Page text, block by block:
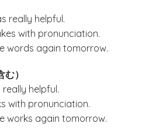
really helpful.
with pronunciation.
words again tomorrow.
）
helpful.
with pronunciation.
works again tomorrow.